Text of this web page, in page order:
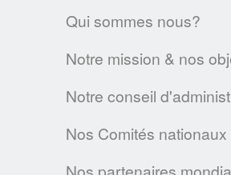
candidatures sont
textile de demain
EN
LA CHARTE SUR LE
DURABLE
Qui sommes nous?
Notre mission & nos
Notre conseil
Nos Comités nationaux